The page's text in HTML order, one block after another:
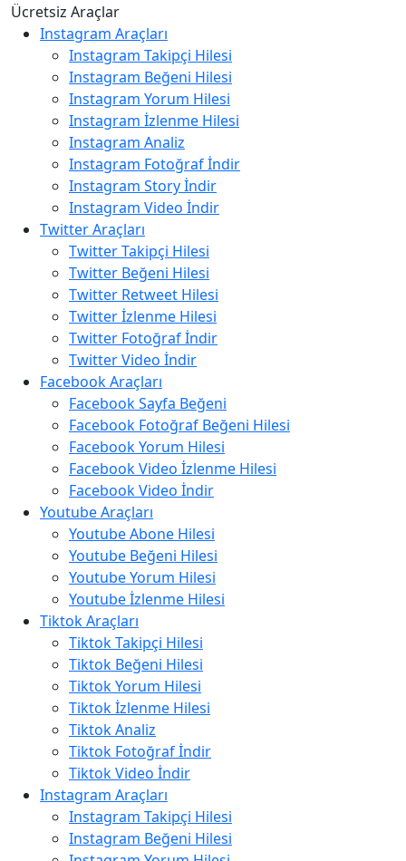
Ücretsiz Araçlar
Instagram Araçları
Instagram Takipçi Hilesi
Instagram Beğeni Hilesi
Instagram Yorum Hilesi
Instagram İzlenme Hilesi
Instagram Analiz
Instagram Fotoğraf İndir
Instagram Story İndir
Instagram Video İndir
Twitter Araçları
Twitter Takipçi Hilesi
Twitter Beğeni Hilesi
Twitter Retweet Hilesi
Twitter İzlenme Hilesi
Twitter Fotoğraf İndir
Twitter Video İndir
Facebook Araçları
Facebook Sayfa Beğeni
Facebook Fotoğraf Beğeni Hilesi
Facebook Yorum Hilesi
Facebook Video İzlenme Hilesi
Facebook Video İndir
Youtube Araçları
Youtube Abone Hilesi
Youtube Beğeni Hilesi
Youtube Yorum Hilesi
Youtube İzlenme Hilesi
Tiktok Araçları
Tiktok Takipçi Hilesi
Tiktok Beğeni Hilesi
Tiktok Yorum Hilesi
Tiktok İzlenme Hilesi
Tiktok Analiz
Tiktok Fotoğraf İndir
Tiktok Video İndir
Instagram Araçları
Instagram Takipçi Hilesi
Instagram Beğeni Hilesi